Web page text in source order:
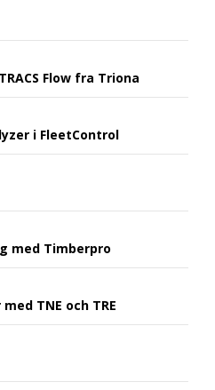
Flow fra Triona
i FleetControl
med Timberpro
TNE och TRE